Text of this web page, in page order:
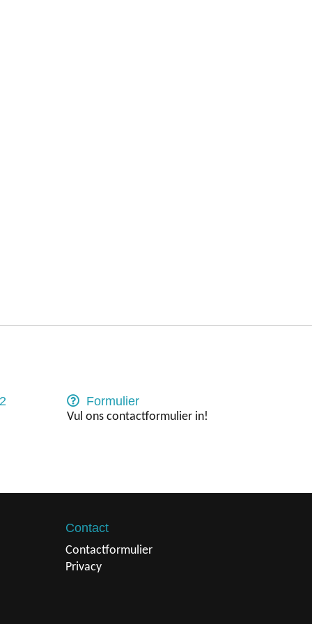
Formulier
Vul ons contactformulier in!
Contact
Contactformulier
Privacy